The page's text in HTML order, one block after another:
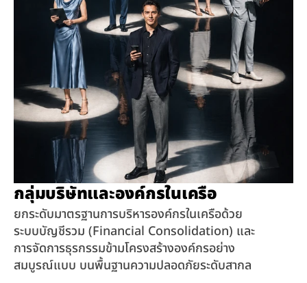
กลุ่มบริษัทและองค์กรในเครือ
ยกระดับมาตรฐานการบริหารองค์กรในเครือด้วย
ระบบบัญชีรวม (Financial Consolidation) และ
การจัดการธุรกรรมข้ามโครงสร้างองค์กรอย่าง
สมบูรณ์แบบ บนพื้นฐานความปลอดภัยระดับสากล